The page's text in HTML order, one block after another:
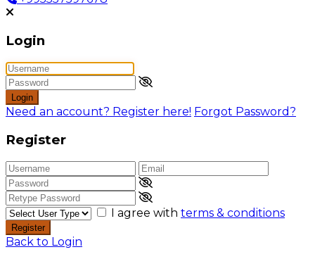
Login
Login
Need an account? Register here! Forgot Password?
Register
I agree with terms & conditions
Register
Back to Login